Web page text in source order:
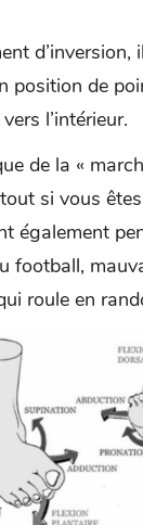
d’inversion,
position de
l’intérieur.
de la «
si vous
également
football,
roule en